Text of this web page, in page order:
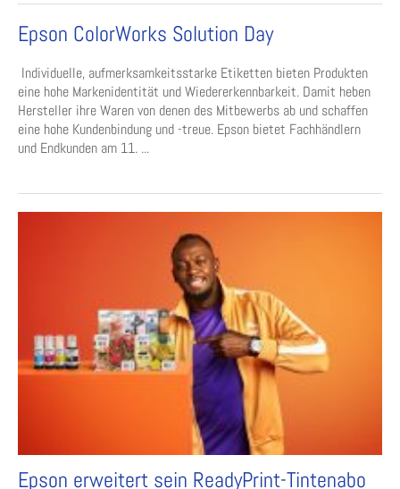
Epson ColorWorks Solution Day
Individuelle, aufmerksamkeitsstarke Etiketten bieten Produkten
eine hohe Markenidentität und Wiedererkennbarkeit. Damit heben
Hersteller ihre Waren von denen des Mitbewerbs ab und schaffen
eine hohe Kundenbindung und -treue. Epson bietet Fachhändlern
und Endkunden am 11. ...
Epson erweitert sein ReadyPrint-Tintenabo